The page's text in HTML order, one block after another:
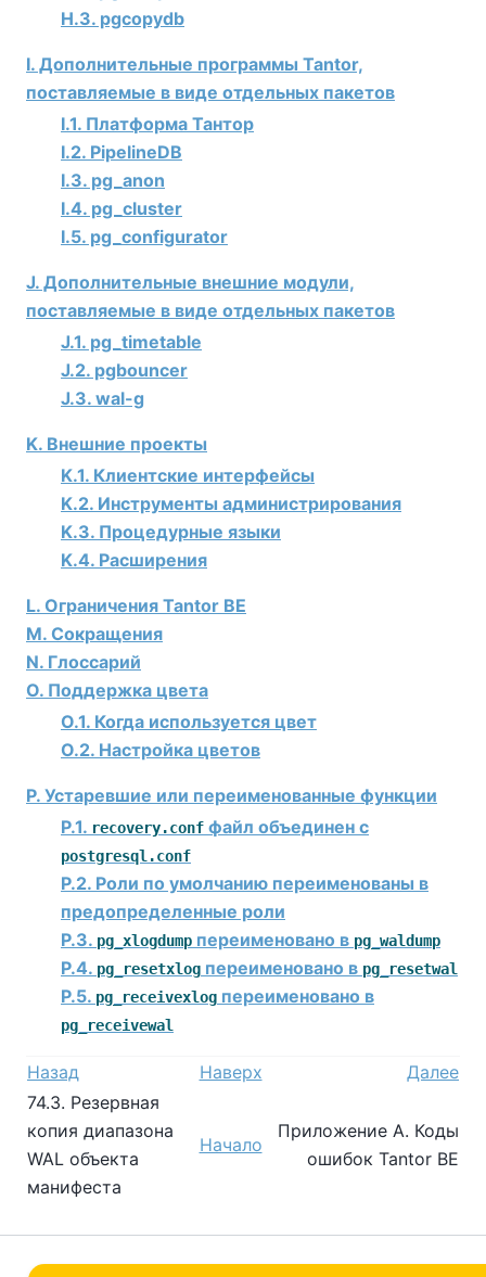
H.3. pgcopydb
I. Дополнительные программы Tantor,
поставляемые в виде отдельных пакетов
I.1. Платформа Тантор
I.2. PipelineDB
I.3. pg_anon
I.4. pg_cluster
I.5. pg_configurator
J. Дополнительные внешние модули,
поставляемые в виде отдельных пакетов
J.1. pg_timetable
J.2. pgbouncer
J.3. wal-g
K. Внешние проекты
K.1. Клиентские интерфейсы
K.2. Инструменты администрирования
K.3. Процедурные языки
K.4. Расширения
L. Ограничения Tantor BE
M. Сокращения
N. Глоссарий
O. Поддержка цвета
O.1. Когда используется цвет
O.2. Настройка цветов
P. Устаревшие или переименованные функции
P.1. recovery.conf файл объединен с
postgresql.conf
P.2. Роли по умолчанию переименованы в
предопределенные роли
P.3. pg_xlogdump переименовано в pg_waldump
P.4. pg_resetxlog переименовано в pg_resetwal
P.5. pg_receivexlog переименовано в
pg_receivewal
Назад Наверх
Далее
74.3. Резервная
копия диапазона
WAL объекта
манифеста
Начало
Приложение A. Коды
ошибок Tantor BE